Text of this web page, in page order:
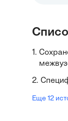
1.
2.
Еще 12